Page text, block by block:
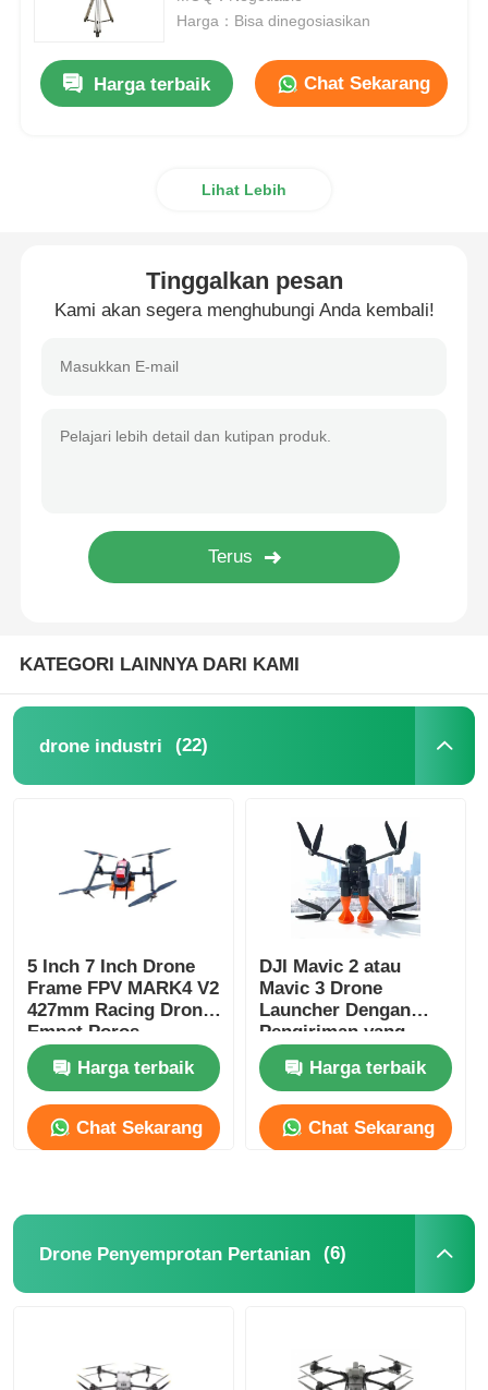
Drone Penyemprotan Pertanian
Harga：Bisa dinegosiasikan
Harga terbaik Chat Sekarang
Lihat Lebih
Tinggalkan pesan
Kami akan segera menghubungi Anda kembali!
KATEGORI LAINNYA DARI KAMI
drone industri (22)
5 Inch 7 Inch Drone
Frame FPV MARK4 V2
427mm Racing Drone
Empat Poros
Harga terbaik
Chat Sekarang
DJI Mavic 2 atau
Mavic 3 Drone
Launcher Dengan
Pengiriman yang
Tepat
Harga terbaik
Chat Sekarang
Drone Penyemprotan Pertanian (6)